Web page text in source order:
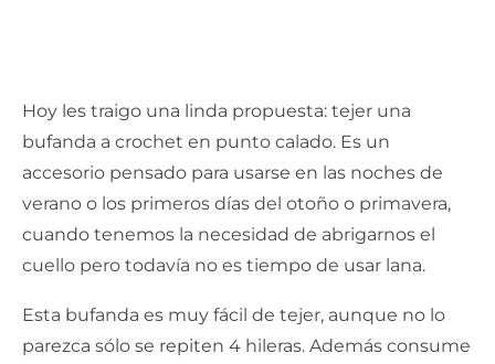
Hoy les traigo una linda propuesta: tejer una
bufanda a crochet en punto calado. Es un
accesorio pensado para usarse en las noches de
verano o los primeros días del otoño o primavera,
cuando tenemos la necesidad de abrigarnos el
cuello pero todavía no es tiempo de usar lana.
Esta bufanda es muy fácil de tejer, aunque no lo
parezca sólo se repiten 4 hileras. Además consume